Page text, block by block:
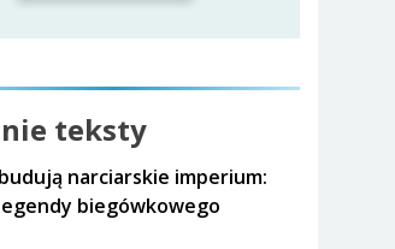
teksty
narciarskie imperium:
biegówkowego